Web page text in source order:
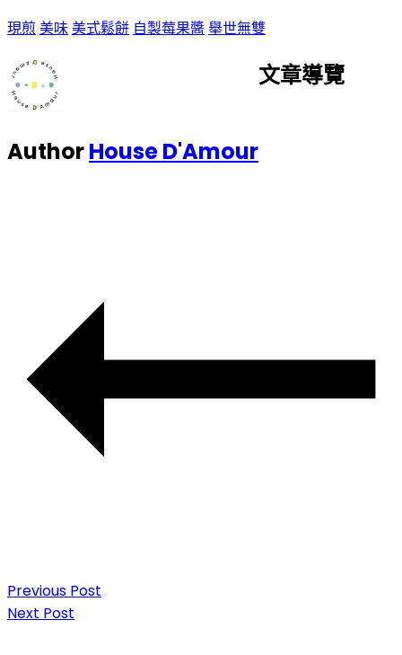
現煎美味美式鬆餅 自製莓果醬舉世無雙
AuthorHouse D'Amour
文章導覽
Previous Post
Next Post